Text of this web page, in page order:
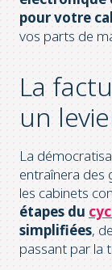
pour votre
vos parts de
La
un
La
entraînera des
les cabinets
étapes du
simplifiées,
passant par la